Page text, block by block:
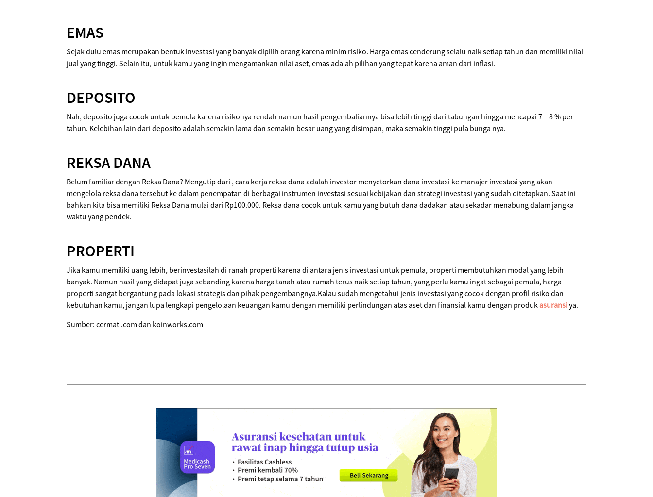
EMAS
Sejak dulu emas merupakan bentuk investasi yang banyak dipilih orang karena minim risiko. Harga emas cenderung selalu naik setiap tahun dan memiliki nilai
jual yang tinggi. Selain itu, untuk kamu yang ingin mengamankan nilai aset, emas adalah pilihan yang tepat karena aman dari inflasi.
DEPOSITO
Nah, deposito juga cocok untuk pemula karena risikonya rendah namun hasil pengembaliannya bisa lebih tinggi dari tabungan hingga mencapai 7 – 8 % per
tahun. Kelebihan lain dari deposito adalah semakin lama dan semakin besar uang yang disimpan, maka semakin tinggi pula bunga nya.
REKSA DANA
Belum familiar dengan Reksa Dana? Mengutip dari , cara kerja reksa dana adalah investor menyetorkan dana investasi ke manajer investasi yang akan
mengelola reksa dana tersebut ke dalam penempatan di berbagai instrumen investasi sesuai kebijakan dan strategi investasi yang sudah ditetapkan. Saat ini
bahkan kita bisa memiliki Reksa Dana mulai dari Rp100.000. Reksa dana cocok untuk kamu yang butuh dana dadakan atau sekadar menabung dalam jangka
waktu yang pendek.
PROPERTI
Jika kamu memiliki uang lebih, berinvestasilah di ranah properti karena di antara jenis investasi untuk pemula, properti membutuhkan modal yang lebih
banyak. Namun hasil yang didapat juga sebanding karena harga tanah atau rumah terus naik setiap tahun, yang perlu kamu ingat sebagai pemula, harga
properti sangat bergantung pada lokasi strategis dan pihak pengembangnya.Kalau sudah mengetahui jenis investasi yang cocok dengan profil risiko dan
kebutuhan kamu, jangan lupa lengkapi pengelolaan keuangan kamu dengan memiliki perlindungan atas aset dan finansial kamu dengan produk asuransiya.
Sumber: cermati.com dan koinworks.com